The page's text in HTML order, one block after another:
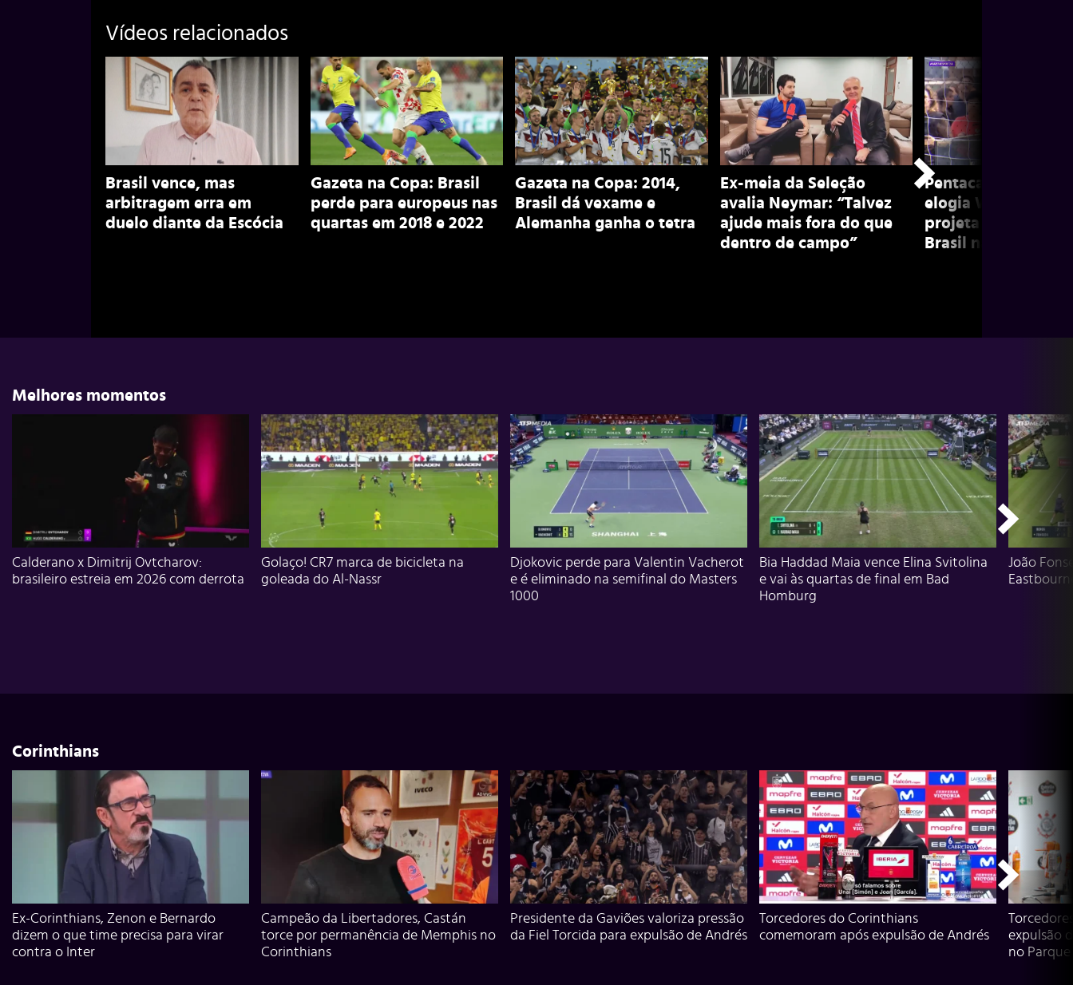
Vídeos relacionados
Brasil vence, mas
arbitragem erra em
duelo diante da Escócia
Gazeta na Copa: Brasil
perde para europeus nas
quartas em 2018 e 2022
Gazeta na Copa: 2014,
Brasil dá vexame e
Alemanha ganha o tetra
Ex-meia da Seleção
avalia Neymar: “Talvez
ajude mais fora do que
dentro de campo”
Pentacampeão,
elogia Weverton e
projeta
Brasil na Copa
Melhores momentos
Calderano x Dimitrij Ovtcharov:
brasileiro estreia em 2026 com derrota
Golaço! CR7 marca de bicicleta na
goleada do Al-Nassr
Djokovic perde para Valentin Vacherot
e é eliminado na semifinal do Masters
1000
Bia Haddad Maia vence Elina Svitolina
e vai às quartas de final em Bad
Homburg
João
Corinthians
Ex-Corinthians, Zenon e Bernardo
dizem o que time precisa para virar
contra o Inter
Campeão da Libertadores, Castán
torce por permanência de Memphis no
Corinthians
Presidente da Gaviões valoriza pressão
da Fiel Torcida para expulsão de Andrés
Torcedores do Corinthians
comemoram após expulsão de Andrés
expulsão
no Parque